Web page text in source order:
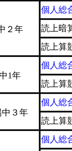
年
個人総
読上暗
読上算
年
個人総
読上算
３年
個人総
読上算
個人総